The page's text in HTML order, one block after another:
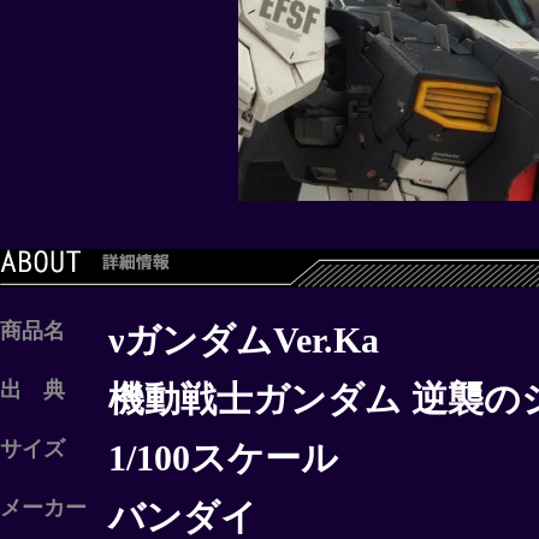
商品名 νガンダムVer.Ka
出 典 機動戦士ガンダム 逆襲の
サイズ 1/100スケール
メーカー バンダイ